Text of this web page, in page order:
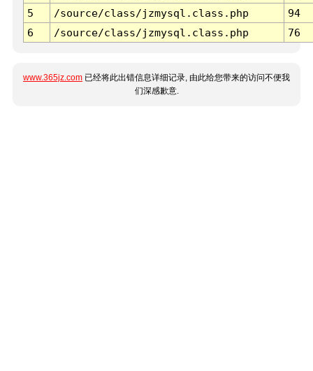
5
/source/class/jzmysql.class.php
94
6
/source/class/jzmysql.class.php 76
www.365jz.com 已经将此出错信息详细记录, 由此给您带来的访问不便我
们深感歉意.